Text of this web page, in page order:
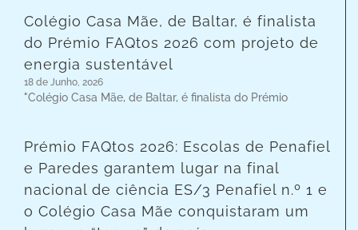
Colégio Casa Mãe, de Baltar, é finalista
do Prémio FAQtos 2026 com projeto de
energia sustentável
18 de Junho, 2026
"Colégio Casa Mãe, de Baltar, é finalista do Prémio
Prémio FAQtos 2026: Escolas de Penafiel
e Paredes garantem lugar na final
nacional de ciência ES/3 Penafiel n.º 1 e
o Colégio Casa Mãe conquistaram um